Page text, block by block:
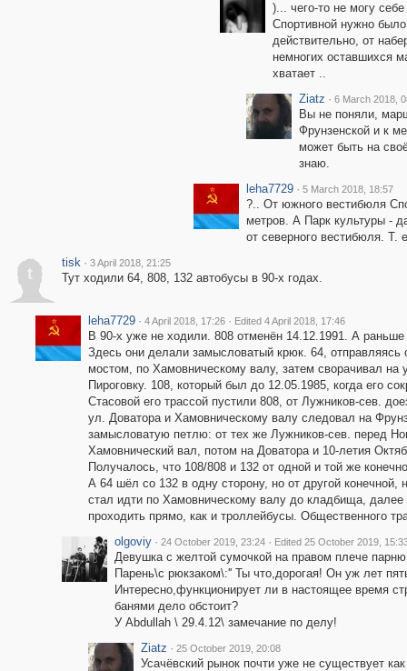
)... чего-то не могу
Спортивной нужно
действительно, от
немногих оставшихся
хватает ..
Ziatz · 6 March 2018,
Вы не поняли,
Фрунзенской и к
может быть на
знаю.
leha7729 · 5 March 2018, 18:57
?.. От южного вестибюля
метров. А Парк культуры -
от северного вестибюля. Т.
t
tisk · 3 April 2018, 21:25
Тут ходили 64, 808, 132 автобусы в 90-х годах.
leha7729 · 4 April 2018, 17:26 · Edited 4 April 2018, 17:46
В 90-х уже не ходили. 808 отменён 14.12.1991. А
Здесь они делали замысловатый крюк. 64,
мостом, по Хамовническому валу, затем сворачивал
Пироговку. 108, который был до 12.05.1985, когда его
Стасовой его трассой пустили 808, от Лужников-сев.
ул. Доватора и Хамовническому валу следовал на
замысловатую петлю: от тех же Лужников-сев. перед
Хамовнический вал, потом на Доватора и 10-летия
Получалось, что 108/808 и 132 от одной и той же
А 64 шёл со 132 в одну сторону, но от другой
стал идти по Хамовническому валу до кладбища,
проходить прямо, как и троллейбусы. Общественного
olgoviy · 24 October 2019, 23:24 · Edited 25 October 2019,
Девушка с желтой сумочкой на правом плече
Парень\с рюкзаком\:'' Ты что,дорогая! Он уж лет
Интересно,функционирует ли в настоящее время
банями дело обстоит?
У Abdullah \ 29.4.12\ замечание по делу!
Ziatz · 25 October 2019, 20:08
Усачёвский рынок почти уже не существует